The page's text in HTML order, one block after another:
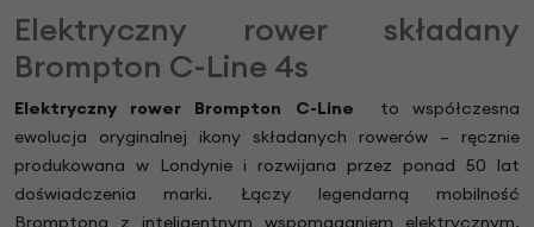
Elektryczny rower składany
Brompton C-Line 4s
Elektryczny rower Brompton C-Line
to współczesna
ewolucja oryginalnej ikony składanych rowerów – ręcznie
produkowana w Londynie i rozwijana przez ponad 50 lat
doświadczenia marki. Łączy legendarną mobilność
Bromptona z inteligentnym wspomaganiem elektrycznym,